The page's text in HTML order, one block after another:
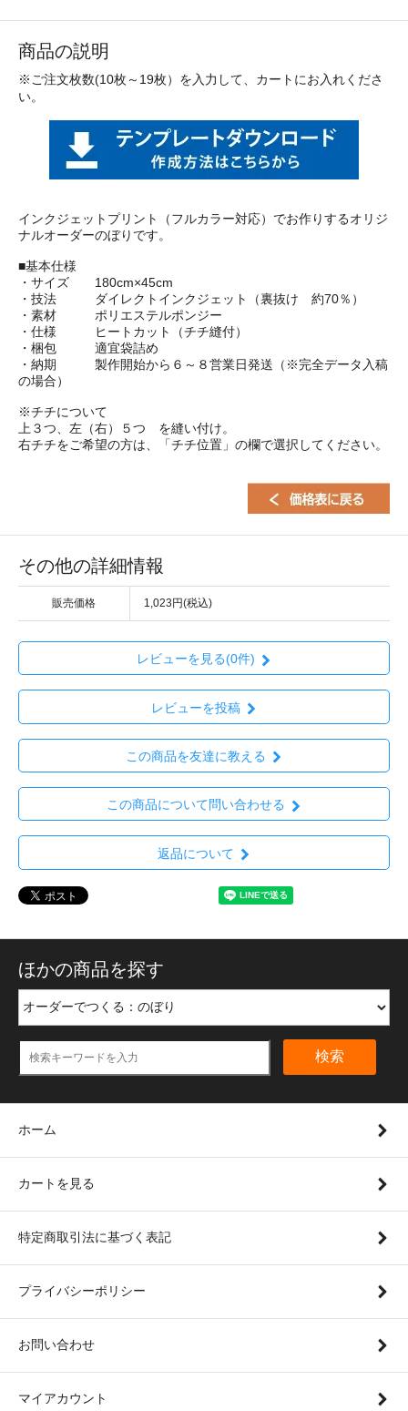
商品の説明
※ご注文枚数(10枚～19枚）を入力して、カートにお入れくださ
い。
インクジェットプリント（フルカラー対応）でお作りするオリジ
ナルオーダーのぼりです。
■基本仕様
・サイズ 180cm×45cm
・技法 ダイレクトインクジェット（裏抜け 約70％）
・素材 ポリエステルポンジー
・仕様 ヒートカット（チチ縫付）
・梱包 適宜袋詰め
・納期 製作開始から６～８営業日発送（※完全データ入稿
の場合）
※チチについて
上３つ、左（右）５つ を縫い付け。
右チチをご希望の方は、「チチ位置」の欄で選択してください。
その他の詳細情報
販売価格 1,023円(税込)
レビューを見る(0件)
レビューを投稿
この商品を友達に教える
この商品について問い合わせる
返品について
ほかの商品を探す
検索
ホーム
カートを見る
特定商取引法に基づく表記
プライバシーポリシー
お問い合わせ
マイアカウント